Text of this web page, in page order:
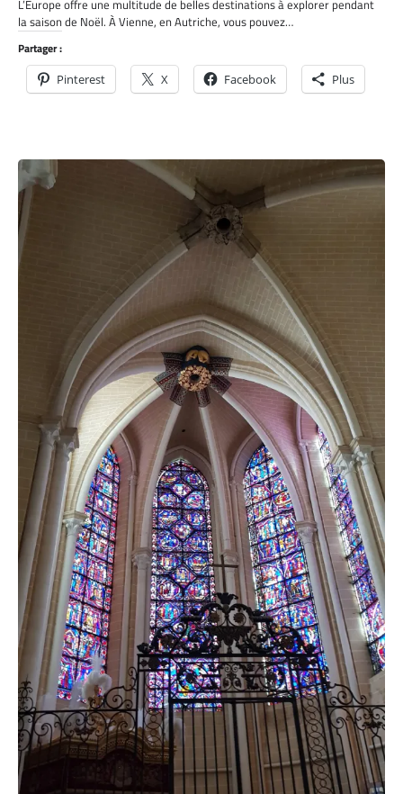
L’Europe offre une multitude de belles destinations à explorer pendant
la saison de Noël. À Vienne, en Autriche, vous pouvez…
Partager :
Pinterest X Facebook Plus